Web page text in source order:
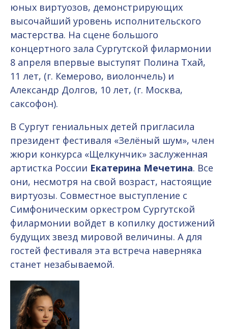
юных виртуозов, демонстрирующих
высочайший уровень исполнительского
мастерства. На сцене большого
концертного зала Сургутской филармонии
8 апреля впервые выступят Полина Тхай,
11 лет, (г. Кемерово, виолончель) и
Александр Долгов, 10 лет, (г. Москва,
саксофон).
В Сургут гениальных детей пригласила
президент фестиваля «Зелёный шум», член
жюри конкурса «Щелкунчик» заслуженная
артистка России Екатерина Мечетина. Все
они, несмотря на свой возраст, настоящие
виртуозы. Совместное выступление с
Симфоническим оркестром Сургутской
филармонии войдет в копилку достижений
будущих звезд мировой величины. А для
гостей фестиваля эта встреча наверняка
станет незабываемой.